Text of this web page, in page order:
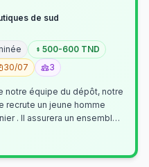
de sud
500-600 TND
30/07 3
notre équipe du dépôt, notre
recrute un jeune homme
. Il assurera un ensemble